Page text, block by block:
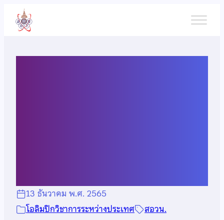
เนื้อหา
13 ธันวาคม พ.ศ. 2565
โอลิมปิกวิชาการระหว่างประเทศ
สอวน.